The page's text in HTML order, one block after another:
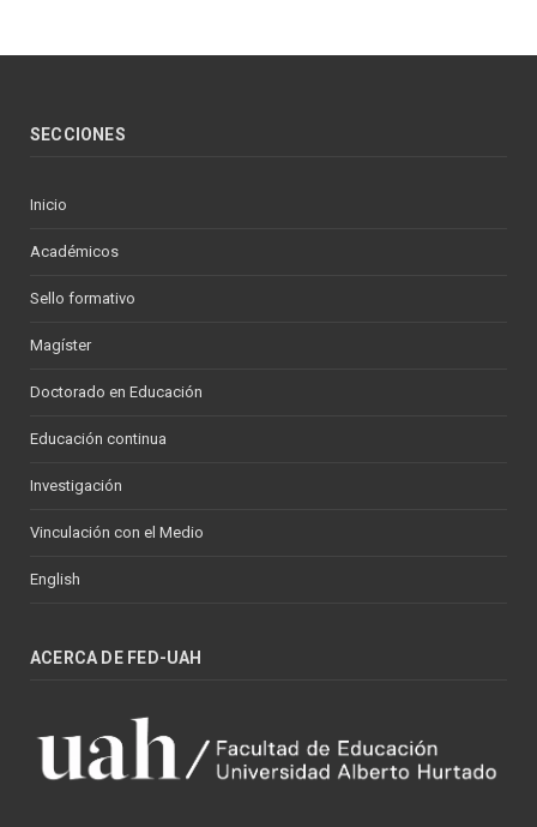
SECCIONES
Inicio
Académicos
Sello formativo
Magíster
Doctorado en Educación
Educación continua
Investigación
Vinculación con el Medio
English
ACERCA DE FED-UAH